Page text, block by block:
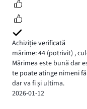
Achiziție verificată
mărime: 44 (potrivit) ,
Mărimea este bună dar
te poate atinge nimeni
dar va fi și ultima.
2026-01-12